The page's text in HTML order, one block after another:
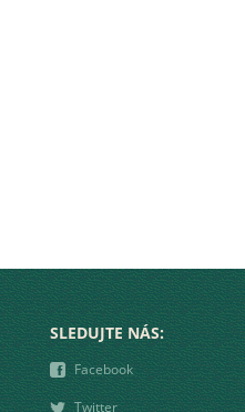
SLEDUJTE NÁS:
❾ Facebook
Twitter